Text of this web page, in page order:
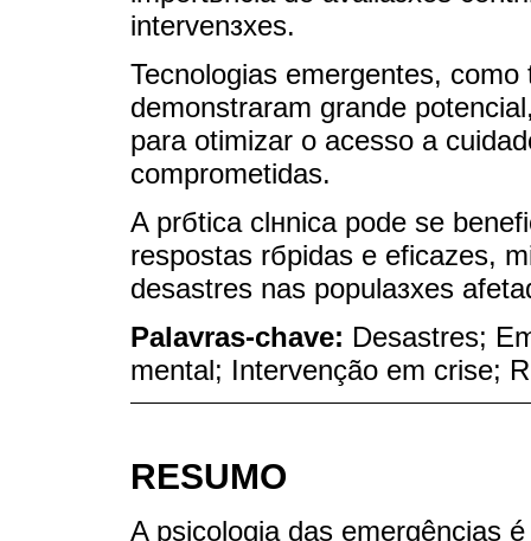
intervenзхes.
Tecnologias emergentes,
demonstraram grande
para otimizar o acesso a
comprometidas.
A prбtica clнnica pode se
respostas rбpidas e eficazes,
desastres nas populaзхes
Palavras-chave: Desastres;
mental; Intervenção em crise;
RESUMO
A psicologia das emergências